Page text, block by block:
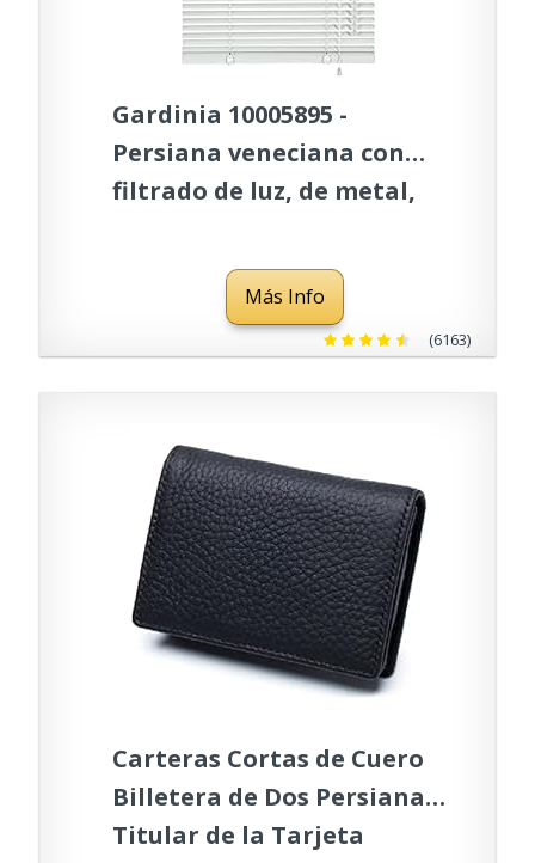
Gardinia 10005895 -
Persiana veneciana con
filtrado de luz, de metal,
Más Info
(6163)
Carteras Cortas de Cuero
Billetera de Dos Persianas
Titular de la Tarjeta